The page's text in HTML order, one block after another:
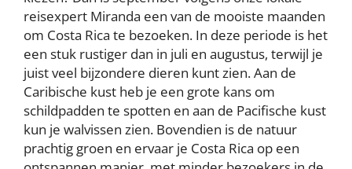
reisexpert Miranda een van de mooiste maanden
om Costa Rica te bezoeken. In deze periode is het
een stuk rustiger dan in juli en augustus, terwijl je
juist veel bijzondere dieren kunt zien. Aan de
Caribische kust heb je een grote kans om
schildpadden te spotten en aan de Pacifische kust
kun je walvissen zien. Bovendien is de natuur
prachtig groen en ervaar je Costa Rica op een